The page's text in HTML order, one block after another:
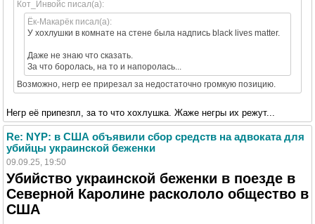
Кот_Инвойс писал(а):
Ёк-Макарёк писал(а):
У хохлушки в комнате на стене была надпись black lives matter.
Даже не знаю что сказать.
За что боролась, на то и напоролась...
Возможно, негр ее прирезал за недостаточно громкую позицию.
Негр её припезпл, за то что хохлушка. Жаже негры их режут...
Re: NYP: в США объявили сбор средств на адвоката для
убийцы украинской беженки
09.09.25, 19:50
Убийство украинской беженки в поезде в
Северной Каролине раскололо общество в
США